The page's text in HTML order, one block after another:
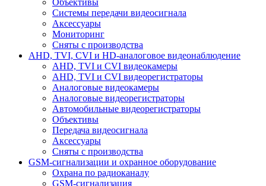
Системы передачи видеосигнала
Аксессуары
Мониторинг
Сняты с производства
AHD, TVI, CVI и HD-аналоговое видеонаблюдение
AHD, TVI и CVI видеокамеры
AHD, TVI и CVI видеорегистраторы
Аналоговые видеокамеры
Аналоговые видеорегистраторы
Автомобильные видеорегистраторы
Объективы
Передача видеосигнала
Аксессуары
Сняты с производства
GSM-сигнализации и охранное оборудование
Охрана по радиоканалу
GSM-сигнализация